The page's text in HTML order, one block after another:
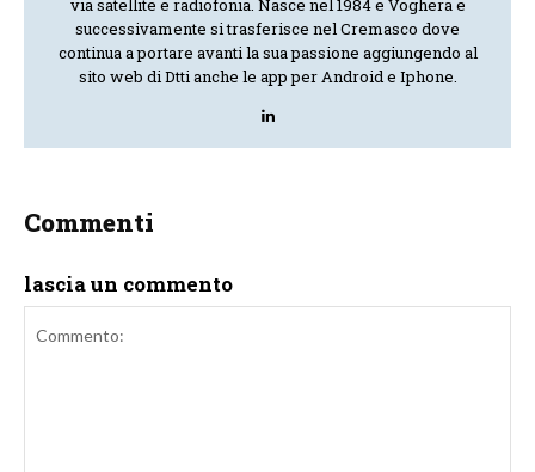
via satellite e radiofonia. Nasce nel 1984 e Voghera e
successivamente si trasferisce nel Cremasco dove
continua a portare avanti la sua passione aggiungendo al
sito web di Dtti anche le app per Android e Iphone.
Commenti
lascia un commento